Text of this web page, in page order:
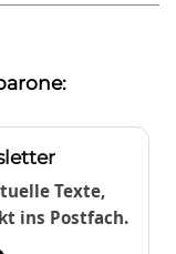
Texte,
ins Postfach.